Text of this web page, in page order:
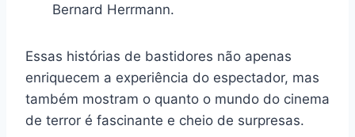
Bernard Herrmann.
Essas histórias de bastidores não apenas
enriquecem a experiência do espectador, mas
também mostram o quanto o mundo do cinema
de terror é fascinante e cheio de surpresas.